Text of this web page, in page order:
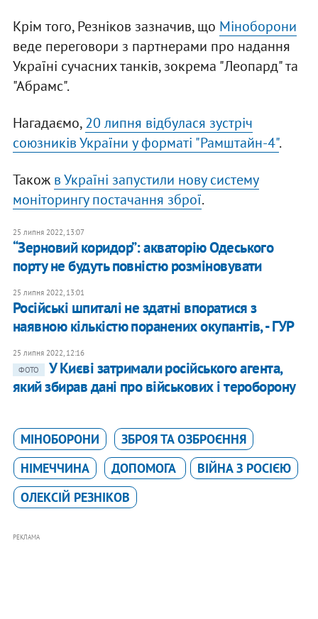
Крім того, Резніков зазначив, що Міноборони
веде переговори з партнерами про надання
Україні сучасних танків, зокрема "Леопард" та
"Абрамс".
Нагадаємо,20 липня відбулася зустріч
союзників України у форматі "Рамштайн-4".
Також в Україні запустили нову систему
моніторингу постачання зброї.
25 липня 2022, 13:07
​“Зерновий коридор”: акваторію Одеського
порту не будуть повністю розміновувати
25 липня 2022, 13:01
Російські шпиталі не здатні впоратися з
наявною кількістю поранених окупантів, - ГУР
25 липня 2022, 12:16
ФОТО
У Києві затримали російського агента,
який збирав дані про військових і тероборону
МІНОБОРОНИ
ЗБРОЯ ТА ОЗБРОЄННЯ
НІМЕЧЧИНА
ДОПОМОГА
ВІЙНА З РОСІЄЮ
ОЛЕКСІЙ РЕЗНІКОВ
РЕКЛАМА